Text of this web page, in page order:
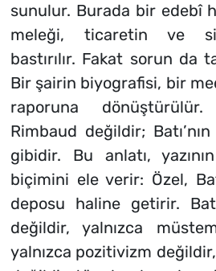
sunulur. Burada bir edebî
meleği, ticaretin ve
bastırılır. Fakat sorun da
Bir şairin biyografisi, bir
raporuna
Rimbaud değildir;
gibidir. Bu anlatı,
biçimini ele verir: Özel,
deposu haline getirir.
değildir, yalnızca
yalnızca pozitivizm